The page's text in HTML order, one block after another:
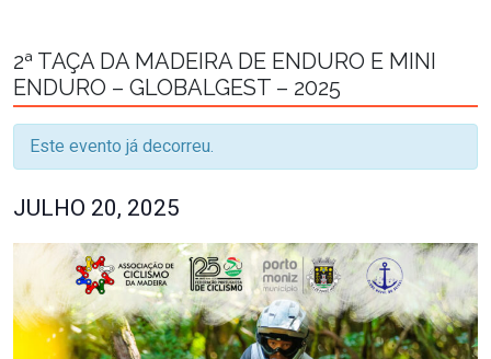
2ª TAÇA DA MADEIRA DE ENDURO E MINI
ENDURO – GLOBALGEST – 2025
Este evento já decorreu.
JULHO 20, 2025